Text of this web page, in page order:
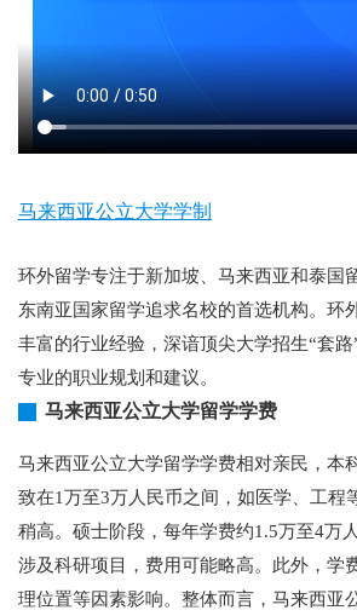
马来西亚公立大学学制
环外留学专注于新加坡、马来西亚和泰国
东南亚国家留学追求名校的首选机构。环
丰富的行业经验，深谙顶尖大学招生“套
专业的职业规划和建议。
马来西亚公立大学留学学费
马来西亚公立大学留学学费相对亲民，本
致在1万至3万人民币之间，如医学、工程
稍高。硕士阶段，每年学费约1.5万至4万
涉及科研项目，费用可能略高。此外，学
理位置等因素影响。整体而言，马来西亚